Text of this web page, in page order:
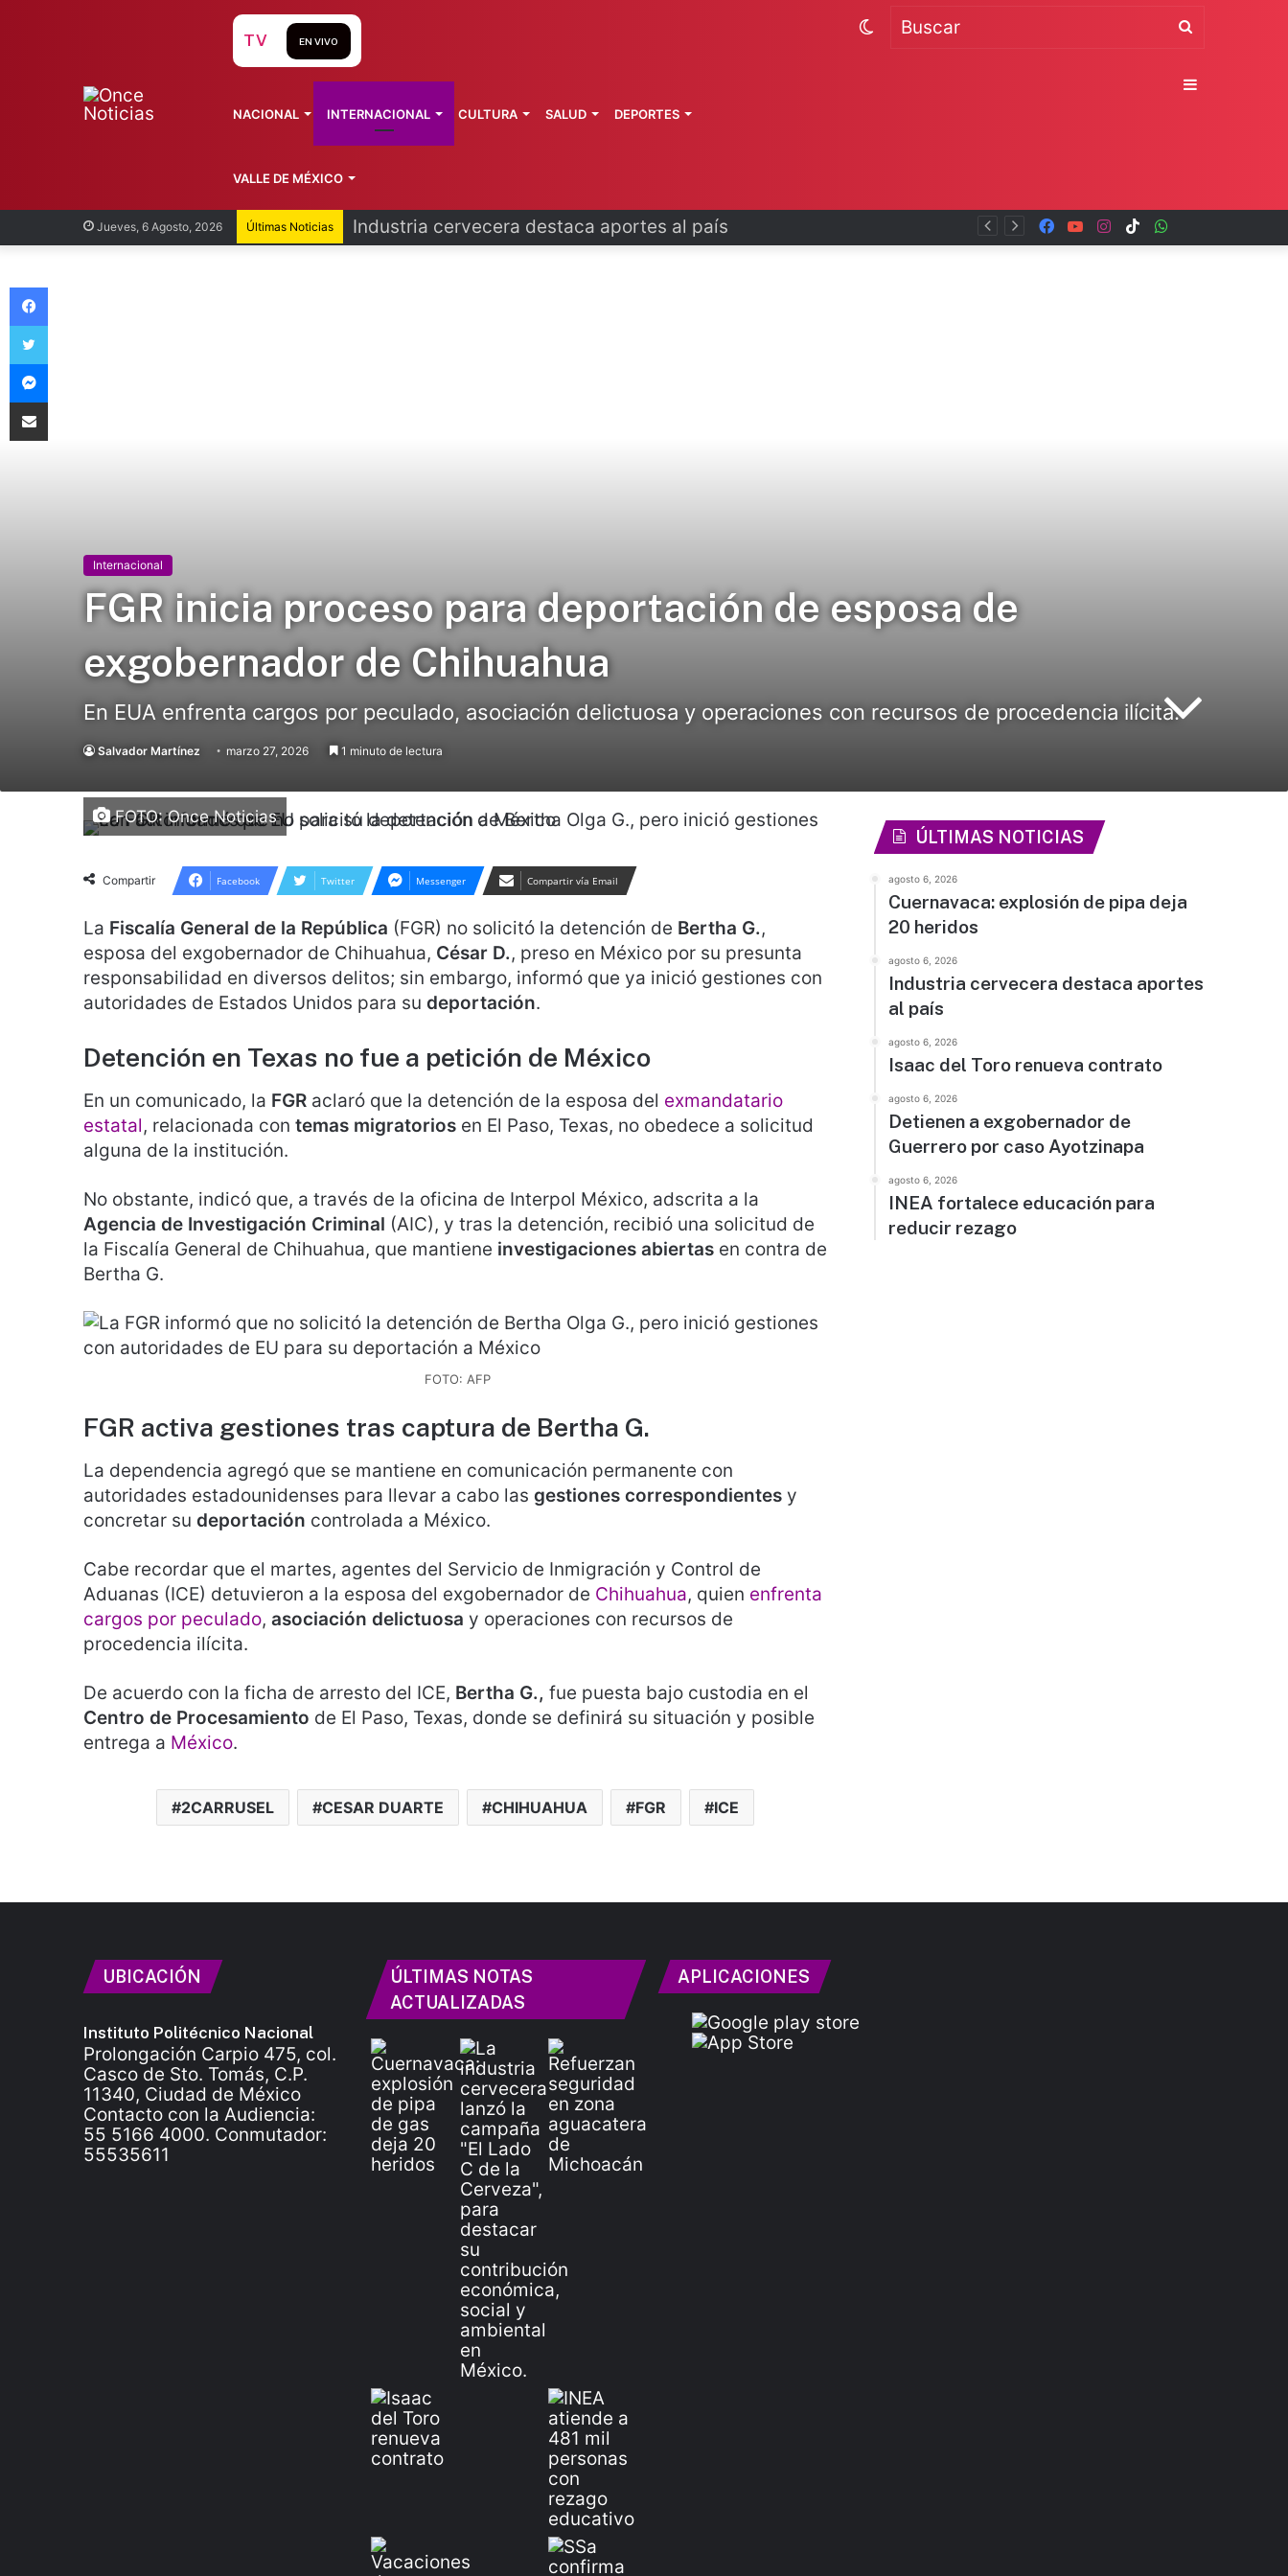
Jueves, 6 Agosto, 2026 Últimas Noticias Industria cervecera destaca aportes al país TikTok
Instagram
YouTube
Facebook
TV EN VIVO
NACIONAL INTERNACIONAL CULTURA SALUD DEPORTES
VALLE DE MÉXICO
Buscar
Switch
Sidebar
Internacional
FGR inicia proceso para deportación de esposa de
exgobernador de Chihuahua
En EUA enfrenta cargos por peculado, asociación delictuosa y operaciones con recursos de procedencia ilícita.
Salvador Martínez marzo 27, 2026 1 minuto de lectura
FOTO: Once Noticias
Compartir Facebook Twitter Messenger Compartir vía Email
La Fiscalía General de la República (FGR) no solicitó la detención de Bertha G.,
esposa del exgobernador de Chihuahua, César D., preso en México por su presunta
responsabilidad en diversos delitos; sin embargo, informó que ya inició gestiones con
autoridades de Estados Unidos para su deportación.
Detención en Texas no fue a petición de México
En un comunicado, la FGR aclaró que la detención de la esposa del exmandatario
estatal, relacionada con temas migratorios en El Paso, Texas, no obedece a solicitud
alguna de la institución.
No obstante, indicó que, a través de la oficina de Interpol México, adscrita a la
Agencia de Investigación Criminal (AIC), y tras la detención, recibió una solicitud de
la Fiscalía General de Chihuahua, que mantiene investigaciones abiertas en contra de
Bertha G.
FOTO: AFP
FGR activa gestiones tras captura de Bertha G.
La dependencia agregó que se mantiene en comunicación permanente con
autoridades estadounidenses para llevar a cabo las gestiones correspondientes y
concretar su deportación controlada a México.
Cabe recordar que el martes, agentes del Servicio de Inmigración y Control de
Aduanas (ICE) detuvieron a la esposa del exgobernador de Chihuahua, quien enfrenta
cargos por peculado, asociación delictuosa y operaciones con recursos de
procedencia ilícita.
De acuerdo con la ficha de arresto del ICE, Bertha G., fue puesta bajo custodia en el
Centro de Procesamiento de El Paso, Texas, donde se definirá su situación y posible
entrega a México.
2CARRUSEL CESAR DUARTE CHIHUAHUA FGR ICE
ÚLTIMAS NOTICIAS
agosto 6, 2026
Cuernavaca: explosión de pipa deja
20 heridos
agosto 6, 2026
Industria cervecera destaca aportes
al país
agosto 6, 2026
Isaac del Toro renueva contrato
agosto 6, 2026
Detienen a exgobernador de
Guerrero por caso Ayotzinapa
agosto 6, 2026
INEA fortalece educación para
reducir rezago
UBICACIÓN
Instituto Politécnico Nacional
Prolongación Carpio 475, col.
Casco de Sto. Tomás, C.P.
11340, Ciudad de México
Contacto con la Audiencia:
55 5166 4000. Conmutador:
55535611
ÚLTIMAS NOTAS
ACTUALIZADAS
APLICACIONES
Facebook
Twitter
Messenger
Compartir vía Email